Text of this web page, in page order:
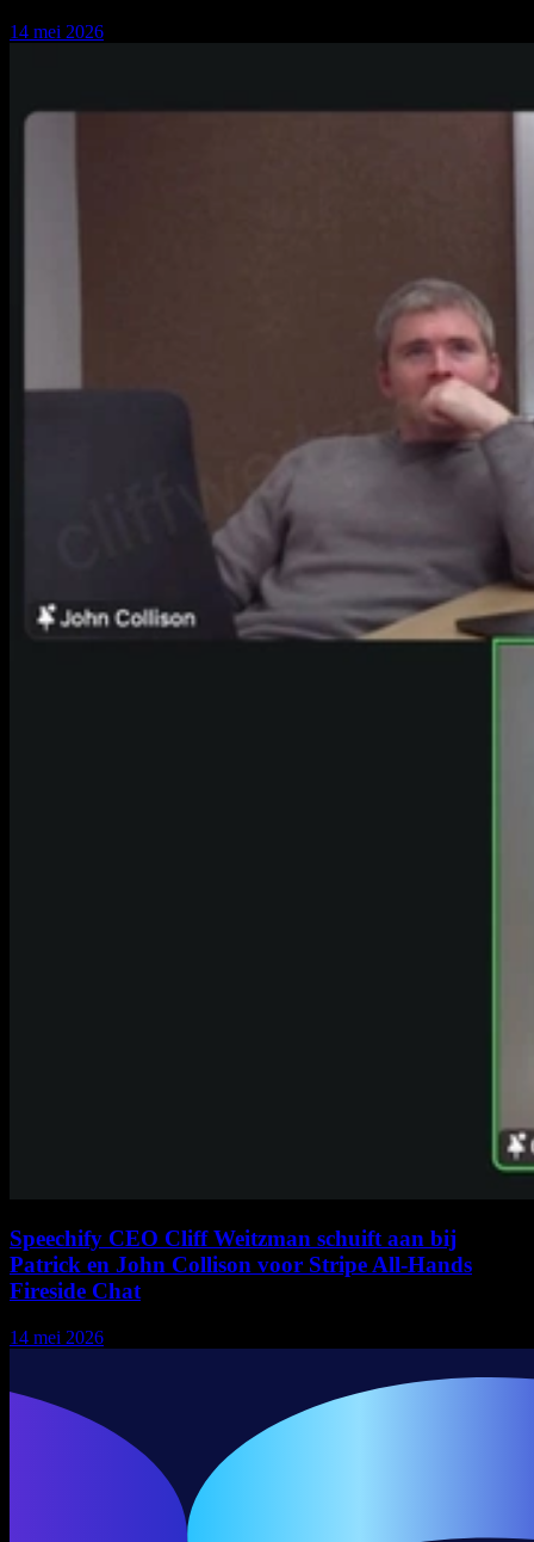
14 mei 2026
Speechify CEO Cliff Weitzman schuift aan bij
Patrick en John Collison voor Stripe All-Hands
Fireside Chat
14 mei 2026